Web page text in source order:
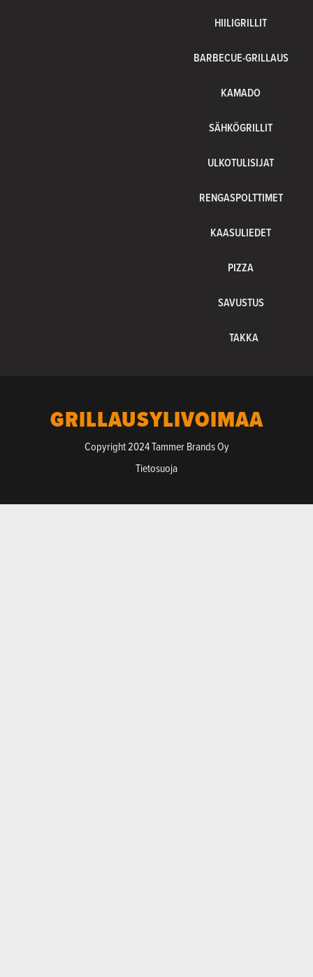
HIILIGRILLIT
BARBECUE-GRILLAUS
KAMADO
SÄHKÖGRILLIT
ULKOTULISIJAT
RENGASPOLTTIMET
KAASULIEDET
PIZZA
SAVUSTUS
TAKKA
GRILLAUSYLIVOIMAA
Copyright 2024 Tammer Brands Oy
Tietosuoja